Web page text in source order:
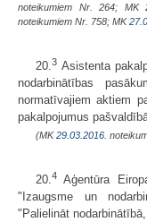
noteikumiem Nr. 264; MK
noteikumiem Nr. 758; MK
20. 3 Asistenta
nodarbinātības
normatīvajiem aktiem
pakalpojumus
(MK29.03.2016.
20.4 Aģentūra
"Izaugsme un
"Palielināt